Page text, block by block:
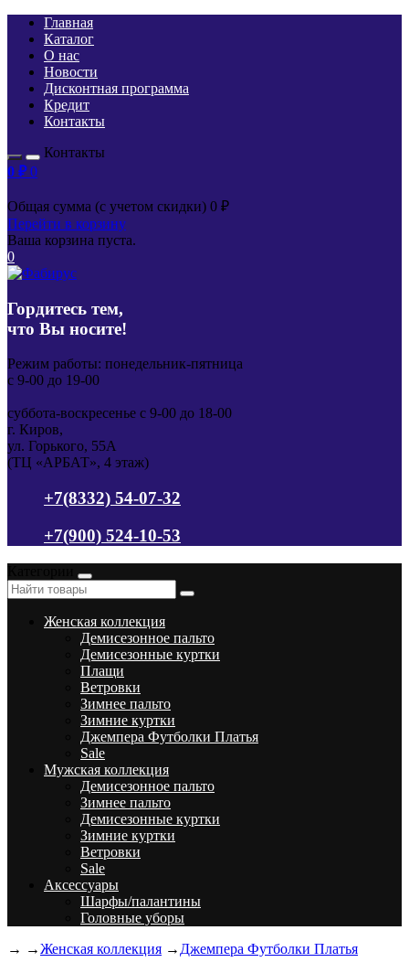
Главная
Каталог
О нас
Новости
Дисконтная программа
Кредит
Контакты
Контакты
0 ₽ 0
Общая сумма (с учетом скидки) 0 ₽
Перейти в корзину
Ваша корзина пуста.
0
Гордитесь тем,
что Вы носите!
Режим работы: понедельник-пятница
с 9-00 до 19-00
суббота-воскресенье с 9-00 до 18-00
г. Киров,
ул. Горького, 55А
(ТЦ «АРБАТ», 4 этаж)
+7(8332) 54-07-32
+7(900) 524-10-53
Женская коллекция
Демисезонное пальто
Демисезонные куртки
Плащи
Ветровки
Зимнее пальто
Зимние куртки
Джемпера Футболки Платья
Sale
Мужская коллекция
Демисезонное пальто
Зимнее пальто
Демисезонные куртки
Зимние куртки
Ветровки
Sale
Аксессуары
Шарфы/палантины
Головные уборы
→ →Женская коллекция → Джемпера Футболки Платья